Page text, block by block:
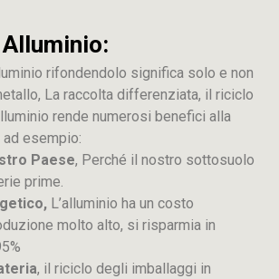
rifondendolo significa solo e non
La raccolta differenziata, il riciclo
rende numerosi benefici alla
esempio:
Paese, Perché il nostro sottosuolo
prime.
L’alluminio ha un costo
molto alto, si risparmia in
, il riciclo degli imballaggi in